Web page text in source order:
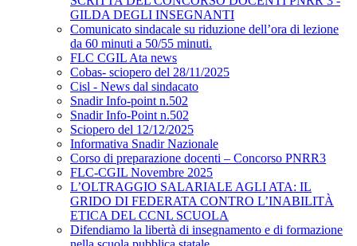
GILDA DEGLI INSEGNANTI
Comunicato sindacale su riduzione dell’ora di lezione
da 60 minuti a 50/55 minuti.
FLC CGIL Ata news
Cobas- sciopero del 28/11/2025
Cisl - News dal sindacato
Snadir Info-point n.502
Snadir Info-Point n.502
Sciopero del 12/12/2025
Informativa Snadir Nazionale
Corso di preparazione docenti – Concorso PNRR3
FLC-CGIL Novembre 2025
L’OLTRAGGIO SALARIALE AGLI ATA: IL
GRIDO DI FEDERATA CONTRO L’INABILITÀ
ETICA DEL CCNL SCUOLA
Difendiamo la libertà di insegnamento e di formazione